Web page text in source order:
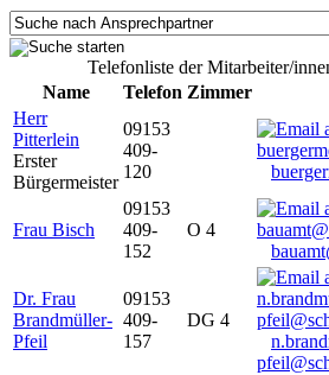
Telefonliste der Mitarbeiter/
Name
Telefon Zimmer
Herr
Pitterlein
Erster
Bürgermeister
09153
409-
120
Frau Bisch
09153
409-
152
O 4
Dr. Frau
Brandmüller-
Pfeil
09153
409-
157
DG 4